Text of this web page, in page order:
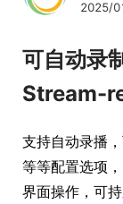
2025/
可自动录
Stream-
支持自动录播
等等配置选项
界面操作，可